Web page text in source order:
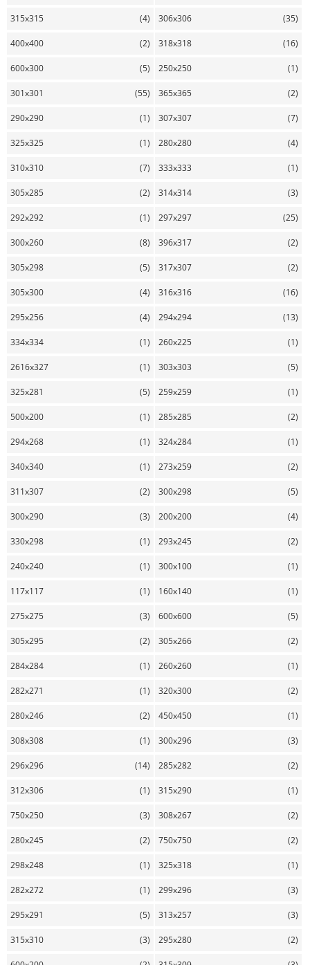
315x315 (4) 306x306 (35)
400x400 (2) 318x318 (16)
600x300 (5) 250x250 (1)
301x301 (55) 365x365 (2)
290x290 (1) 307x307 (7)
325x325 (1) 280x280 (4)
310x310 (7) 333x333 (1)
305x285 (2) 314x314 (3)
292x292 (1) 297x297 (25)
300x260 (8) 396x317 (2)
305x298 (5) 317x307 (2)
305x300 (4) 316x316 (16)
295x256 (4) 294x294 (13)
334x334 (1) 260x225 (1)
2616x327 (1) 303x303 (5)
325x281 (5) 259x259 (1)
500x200 (1) 285x285 (2)
294x268 (1) 324x284 (1)
340x340 (1) 273x259 (2)
311x307 (2) 300x298 (5)
300x290 (3) 200x200 (4)
330x298 (1) 293x245 (2)
240x240 (1) 300x100 (1)
117x117 (1) 160x140 (1)
275x275 (3) 600x600 (5)
305x295 (2) 305x266 (2)
284x284 (1) 260x260 (1)
282x271 (1) 320x300 (2)
280x246 (2) 450x450 (1)
308x308 (1) 300x296 (3)
296x296 (14) 285x282 (2)
312x306 (1) 315x290 (1)
750x250 (3) 308x267 (2)
280x245 (2) 750x750 (2)
298x248 (1) 325x318 (1)
282x272 (1) 299x296 (3)
295x291 (5) 313x257 (3)
315x310 (3) 295x280 (2)